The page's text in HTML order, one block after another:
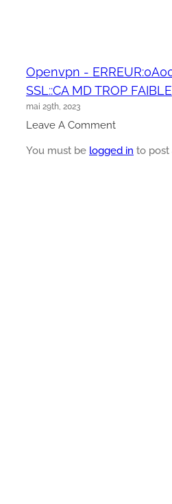
Openvpn -
SSL::CA MD TROP FAIBLE
mai 29th, 2023
Leave A Comment
You must be logged in to post